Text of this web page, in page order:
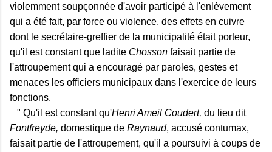
violemment soupçonnée d'avoir participé à l'enlèvement
qui a été fait, par force ou violence, des effets en cuivre
dont le secrétaire-greffier de la municipalité était porteur,
qu'il est constant que ladite Chosson faisait partie de
l'attroupement qui a encouragé par paroles, gestes et
menaces les officiers municipaux dans l'exercice de leurs
fonctions.
" Qu'il est constant qu'HenriAmeil Coudert, du lieu dit
Fontfreyde, domestique de Raynaud, accusé contumax,
faisait partie de l'attroupement, qu'il a poursuivi à coups de